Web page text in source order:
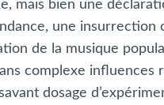
mais bien une
une insurrection
de la musique
complexe influences
dosage